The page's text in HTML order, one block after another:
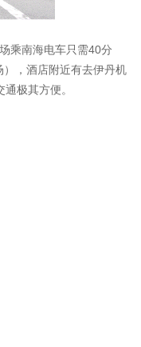
乘南海电车只需40分
，酒店附近有去伊丹机
极其方便。